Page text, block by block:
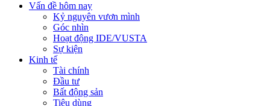
Vấn đề hôm nay
Kỷ nguyên vươn mình
Góc nhìn
Hoạt động IDE/VUSTA
Sự kiện
Kinh tế
Tài chính
Đầu tư
Bất động sản
Tiêu dùng